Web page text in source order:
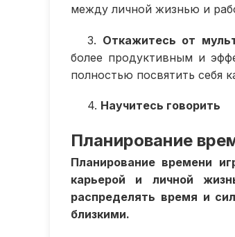
между личной жизнью и
3. Откажитесь от
более продуктивным и
полностью посвятить себя
4. Научитесь говорить
Планирование
Планирование времени
карьерой и личной
распределять время и
близкими.